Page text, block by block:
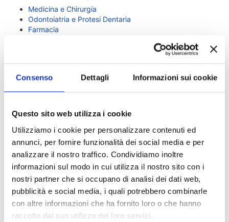
Consenso Dettagli Informazioni sui cookie
Questo sito web utilizza i cookie
Utilizziamo i cookie per personalizzare contenuti ed
annunci, per fornire funzionalità dei social media e per
analizzare il nostro traffico. Condividiamo inoltre
informazioni sul modo in cui utilizza il nostro sito con i
nostri partner che si occupano di analisi dei dati web,
pubblicità e social media, i quali potrebbero combinarle
con altre informazioni che ha fornito loro o che hanno
raccolto dal suo utilizzo dei loro servizi.
Medicina e Chirurgia
Odontoiatria e Protesi Dentaria
Farmacia
Indice di pagina
CdL senza prova selettiva A.A. 2015/2016
Chi sei? Naviga il sito per profilo
Futuro Studente
Studente Iscritto